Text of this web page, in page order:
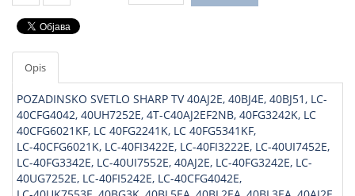
Opis
POZADINSKO SVETLO SHARP TV 40AJ2E, 40BJ4E, 40BJ51, LC-
40CFG4042, 40UH7252E, 4T-C40AJ2EF2NB, 40FG3242K, LC
40CFG6021KF, LC 40FG2241K, LC 40FG5341KF,
LC-40CFG6021K, LC-40FI3422E, LC-40FI3222E, LC-40UI7452E,
LC-40FG3342E, LC-40UI7552E, 40AJ2E, LC-40FG3242E, LC-
40UG7252E, LC-40FI5242E, LC-40CFG4042E,